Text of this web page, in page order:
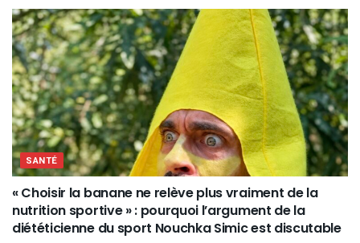
SANTÉ
« Choisir la banane ne relève plus vraiment de la
nutrition sportive » : pourquoi l’argument de la
diététicienne du sport Nouchka Simic est discutable